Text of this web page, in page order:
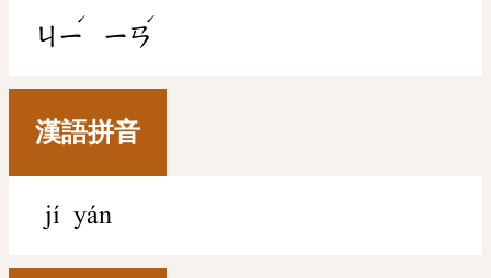
ㄐㄧ
ˊ
ㄧㄢ
ˊ
漢語拼音
jí yán